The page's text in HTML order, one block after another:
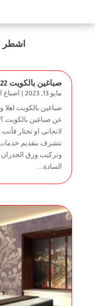
اشطر
صباغين بالكويت 50817222
مايو 13, 2023 | اصباغ
صباغين بالكويت
عن صباغين بالكويت
لاتحاتى او تحتار
نتشرف بتقديم خدمات
وتركيب ورق الجدران
السادة...